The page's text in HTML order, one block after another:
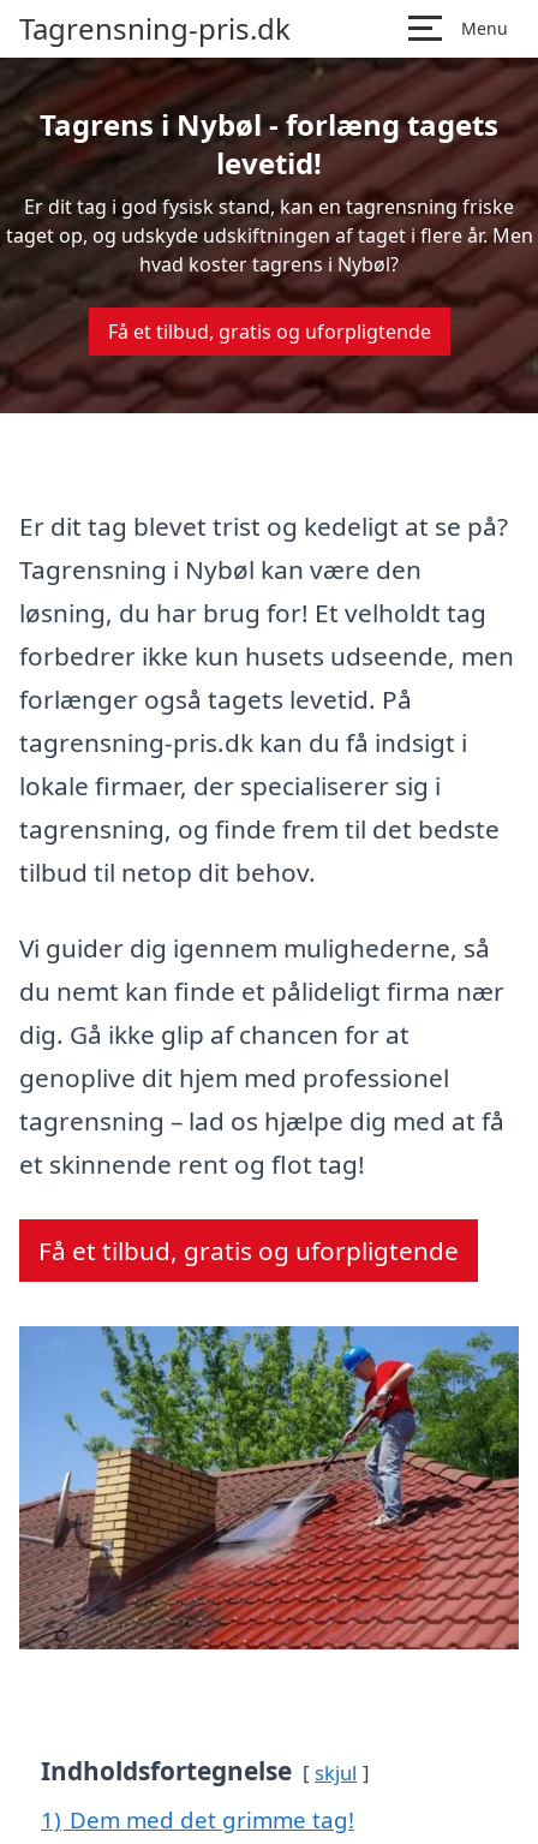
Tagrensning-pris.dk Menu
Tagrens i Nybøl - forlæng tagets
levetid!
Er dit tag i god fysisk stand, kan en tagrensning friske
taget op, og udskyde udskiftningen af taget i flere år. Men
hvad koster tagrens i Nybøl?
Få et tilbud, gratis og uforpligtende
Er dit tag blevet trist og kedeligt at se på?
Tagrensning i Nybøl kan være den
løsning, du har brug for! Et velholdt tag
forbedrer ikke kun husets udseende, men
forlænger også tagets levetid. På
tagrensning-pris.dk kan du få indsigt i
lokale firmaer, der specialiserer sig i
tagrensning, og finde frem til det bedste
tilbud til netop dit behov.
Vi guider dig igennem mulighederne, så
du nemt kan finde et pålideligt firma nær
dig. Gå ikke glip af chancen for at
genoplive dit hjem med professionel
tagrensning – lad os hjælpe dig med at få
et skinnende rent og flot tag!
Få et tilbud, gratis og uforpligtende
Indholdsfortegnelse skjul
1) Dem med det grimme tag!